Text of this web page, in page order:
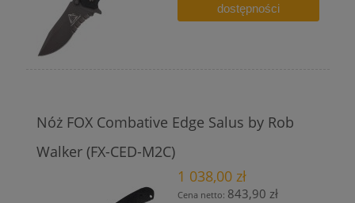
dostępności
Nóż FOX Combative Edge Salus by Rob
Walker (FX-CED-M2C)
1 038,00 zł
Cena netto: 843,90 zł